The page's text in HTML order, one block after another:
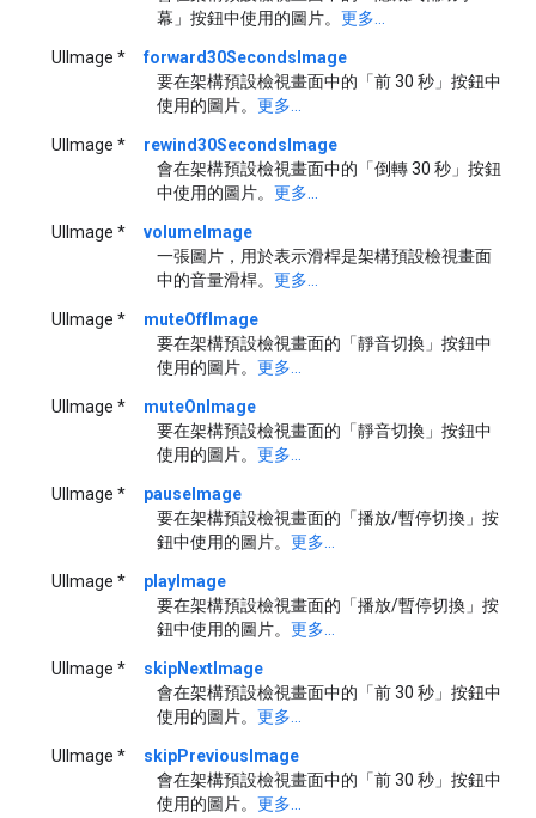
幕」按鈕中使用的圖片。 更多...
UIImage *
forward30SecondsImage
要在架構預設檢視畫面中的「前 30 秒」按鈕中
使用的圖片。 更多...
UIImage *
rewind30SecondsImage
會在架構預設檢視畫面中的「倒轉 30 秒」按鈕
中使用的圖片。 更多...
UIImage *
volumeImage
一張圖片，用於表示滑桿是架構預設檢視畫面
中的音量滑桿。 更多...
UIImage *
muteOffImage
要在架構預設檢視畫面的「靜音切換」按鈕中
使用的圖片。 更多...
UIImage *
muteOnImage
要在架構預設檢視畫面的「靜音切換」按鈕中
使用的圖片。 更多...
UIImage *
pauseImage
要在架構預設檢視畫面的「播放/暫停切換」按
鈕中使用的圖片。 更多...
UIImage *
playImage
要在架構預設檢視畫面的「播放/暫停切換」按
鈕中使用的圖片。 更多...
UIImage *
skipNextImage
會在架構預設檢視畫面中的「前 30 秒」按鈕中
使用的圖片。 更多...
UIImage *
skipPreviousImage
會在架構預設檢視畫面中的「前 30 秒」按鈕中
使用的圖片。 更多...